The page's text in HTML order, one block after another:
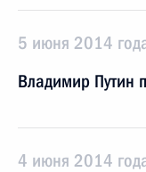
5 июня 2014
Владимир Путин
4 июня 2014